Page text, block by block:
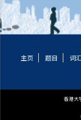
与未婚夫订立婚姻协议
7. 婚姻协议具法律效力
父母权利和义务
1. 父亲对非婚生子女有
同意吗？是否需要任何
主页 题目 词
香港大